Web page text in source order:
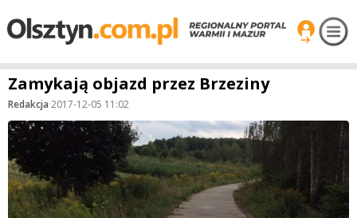
Zamykają objazd przez Brzeziny
Redakcja·2017-12-05 11:02